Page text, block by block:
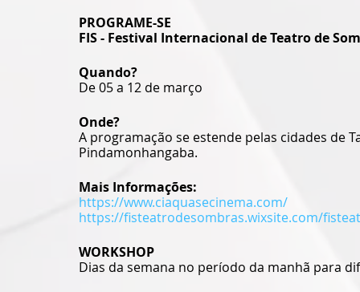
PROGRAME-SE
FIS - Festival Internacional de Teatro de
Quando?
De 05 a 12 de março
Onde?
A programação se estende pelas cidades de
Pindamonhangaba.
Mais Informações:
https://www.ciaquasecinema.com/
https://fisteatrodesombras.wixsite.com/
WORKSHOP
Dias da semana no período da manhã para